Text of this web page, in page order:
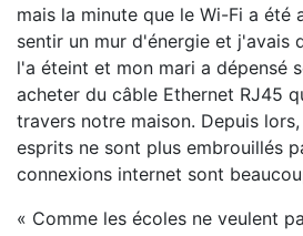
mais la minute que le Wi-Fi a été
sentir un mur d'énergie et j'avais
l'a éteint et mon mari a dépensé
acheter du câble Ethernet RJ45
travers notre maison. Depuis
esprits ne sont plus embrouillés
connexions internet sont
« Comme les écoles ne veulent